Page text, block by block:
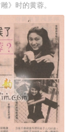
》时的黄蓉。